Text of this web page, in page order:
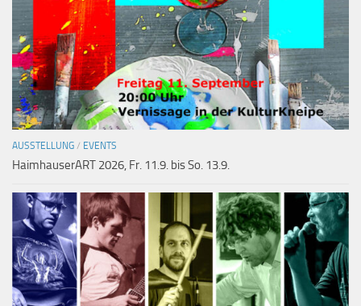
AUSSTELLUNG / EVENTS
HaimhauserART 2026, Fr. 11.9. bis So. 13.9.